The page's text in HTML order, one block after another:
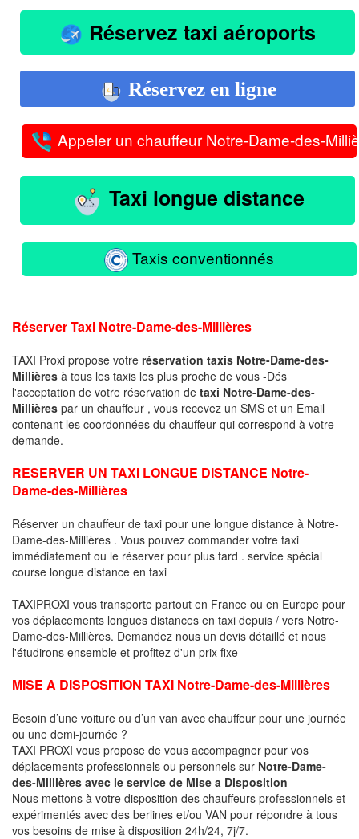
Réservez taxi aéroports
Réservez en ligne
Appeler un chauffeur Notre-Dame-des-
Taxi longue distance
Taxis conventionnés
Réserver Taxi Notre-Dame-des-Millières
TAXI Proxi propose votre réservation taxis Notre-Dame-des-
Millières à tous les taxis les plus proche de vous -Dés
l'acceptation de votre réservation de taxi Notre-Dame-des-
Millières par un chauffeur , vous recevez un SMS et un Email
contenant les coordonnées du chauffeur qui correspond à votre
demande.
RESERVER UN TAXI LONGUE DISTANCE Notre-
Dame-des-Millières
Réserver un chauffeur de taxi pour une longue distance à Notre-
Dame-des-Millières . Vous pouvez commander votre taxi
immédiatement ou le réserver pour plus tard . service spécial
course longue distance en taxi
TAXIPROXI vous transporte partout en France ou en Europe pour
vos déplacements longues distances en taxi depuis / vers Notre-
Dame-des-Millières. Demandez nous un devis détaillé et nous
l'étudirons ensemble et profitez d'un prix fixe
MISE A DISPOSITION TAXI Notre-Dame-des-Millières
Besoin d’une voiture ou d’un van avec chauffeur pour une journée
ou une demi-journée ?
TAXI PROXI vous propose de vous accompagner pour vos
déplacements professionnels ou personnels sur Notre-Dame-
des-Millières avec le service de Mise a Disposition
Nous mettons à votre disposition des chauffeurs professionnels et
expérimentés avec des berlines et/ou VAN pour répondre à tous
vos besoins de mise à disposition 24h/24, 7j/7.